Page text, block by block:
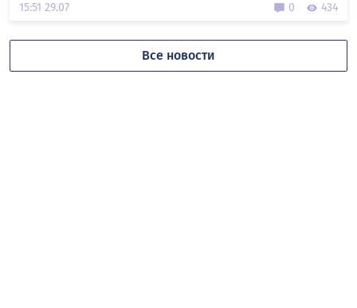
15:51 29.07 0 434
Все новости